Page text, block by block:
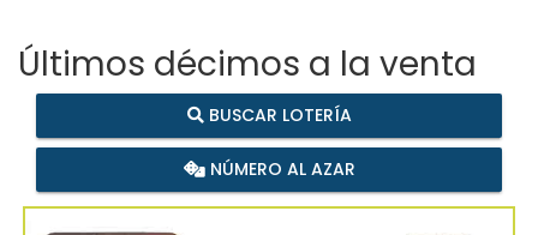
Últimos décimos a la venta
BUSCAR LOTERÍA
NÚMERO AL AZAR